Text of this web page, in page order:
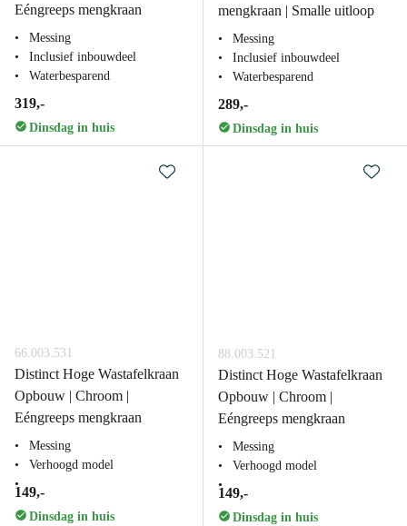
Eéngreeps mengkraan
Messing
Inclusief inbouwdeel
Waterbesparend
319,-
Dinsdag in huis
mengkraan | Smalle uitloop
Messing
Inclusief inbouwdeel
Waterbesparend
289,-
Dinsdag in huis
66.003.531
Distinct Hoge Wastafelkraan
Opbouw | Chroom |
Eéngreeps mengkraan
Messing
Verhoogd model
149,-
Dinsdag in huis
88.003.521
Distinct Hoge Wastafelkraan
Opbouw | Chroom |
Eéngreeps mengkraan
Messing
Verhoogd model
149,-
Dinsdag in huis